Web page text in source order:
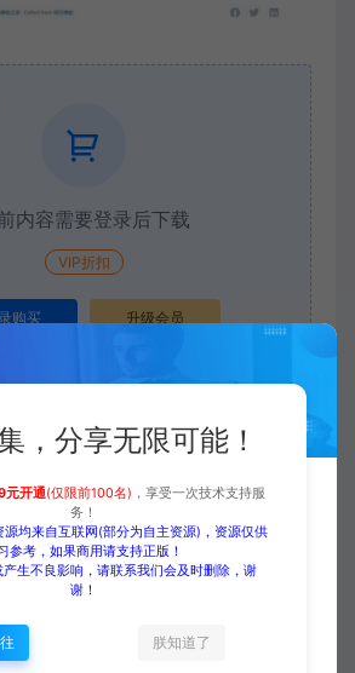
内容需要登录后下载
VIP折扣
购买 升级会员
打赏 点赞 (0
模板
【外贸模板】视差背景商务网站
540.html
，分享无限可能！
元开通(仅限前100名) ，享受一次技术支持服
务！
源均来自互联网(部分为自主资源)，资源仅供
参考，如果商用请支持正版！
产生不良影响，请联系我们会及时删除，谢
谢！
朕知道了